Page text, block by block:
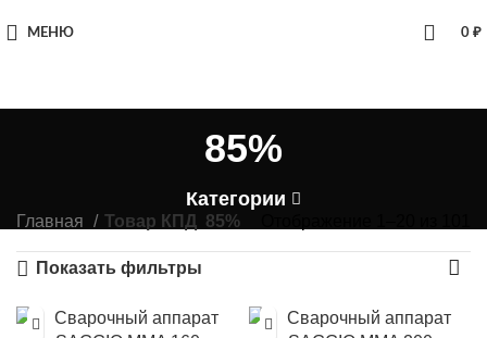
МЕНЮ 0 ₽
85%
Категории
Главная Товар КПД 85%
Показать фильтры